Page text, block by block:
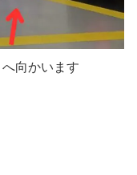
向かいます